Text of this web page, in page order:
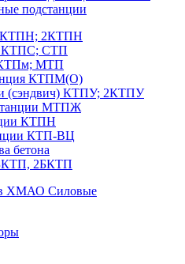
подстанции
КТПН; 2КТПН
КТПС; СТП
КТПм; МТП
КТПМ(О)
(сэндвич) КТПУ; 2КТПУ
МТПЖ
КТПН
КТП-ВЦ
бетона
2БКТП
Силовые